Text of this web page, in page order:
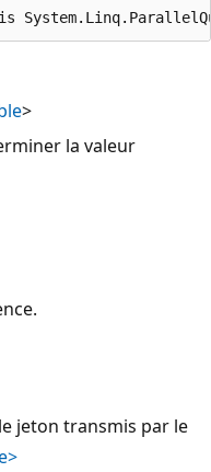
>
la valeur
jeton transmis par le